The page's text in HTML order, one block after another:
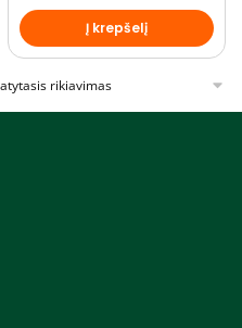
Į krepšelį